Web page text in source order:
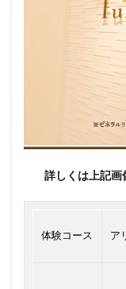
詳しくは上記画
体験コース ア